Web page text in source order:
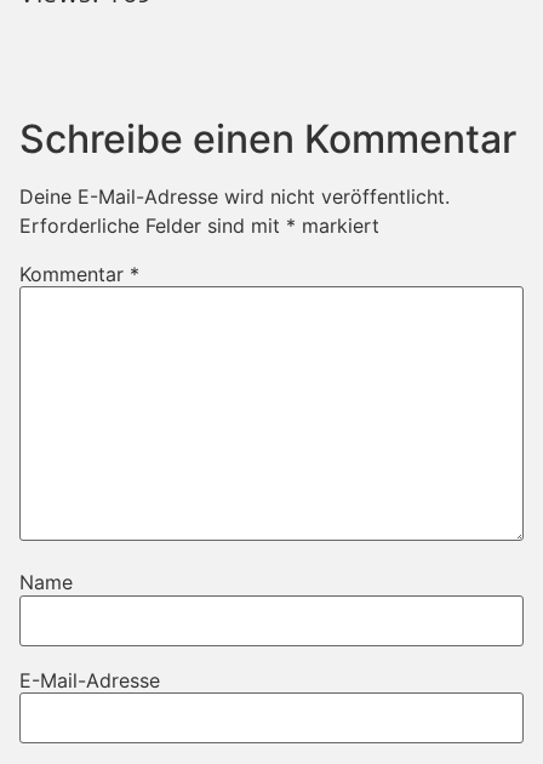
Schreibe einen Kommentar
Deine E-Mail-Adresse wird nicht veröffentlicht.
Erforderliche Felder sind mit * markiert
Kommentar *
Name
E-Mail-Adresse